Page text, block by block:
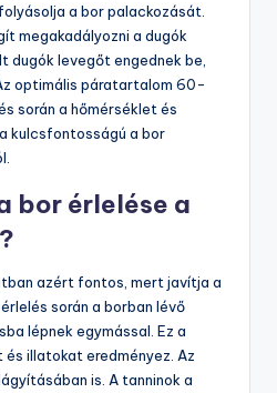
a bor palackozását.
megakadályozni a dugók
dugók levegőt engednek be,
optimális páratartalom 60-
során a hőmérséklet és
kulcsfontosságú a bor
bor érlelése a
azért fontos, mert javítja a
során a borban lévő
lépnek egymással. Ez a
illatokat eredményez. Az
is. A tanninok a